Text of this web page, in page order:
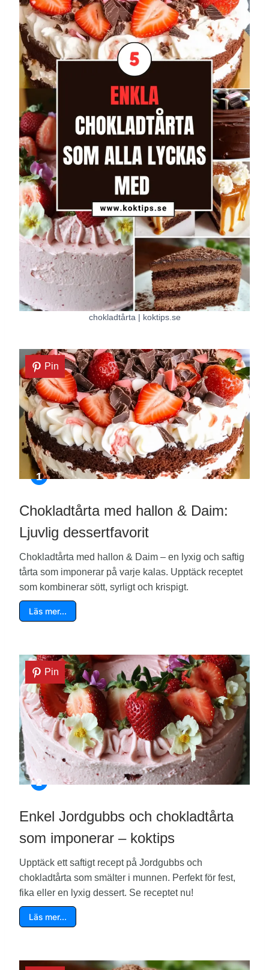
chokladtårta | koktips.se
Pin
Chokladtårta med hallon & Daim:
Ljuvlig dessertfavorit
Chokladtårta med hallon & Daim – en lyxig och saftig
tårta som imponerar på varje kalas. Upptäck receptet
som kombinerar sött, syrligt och krispigt.
Läs mer…
Pin
Enkel Jordgubbs och chokladtårta
som imponerar – koktips
Upptäck ett saftigt recept på Jordgubbs och
chokladtårta som smälter i munnen. Perfekt för fest,
fika eller en lyxig dessert. Se receptet nu!
Läs mer…